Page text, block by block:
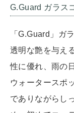
G.Guard ガラス
「G.Guard」ガ
透明な艶を与え
性に優れ、雨の
ウォータースポ
でありながらし